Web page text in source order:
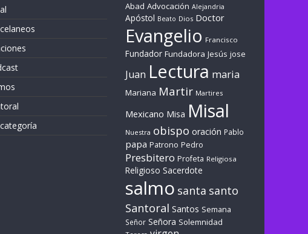
Abad Advocación Alejandria
Apóstol Beato Dios Doctor
Evangelio Francisco
Fundador Fundadora Jesús jose
Juan Lectura maria
Mariana Martir Martires
Mexicano Misa Misal
Nuestra obispo oración Pablo
papa Patrono Pedro
Presbitero Profeta Religiosa
Religioso Sacerdote
salmo santa santo
Santoral Santos Semana
Señor Señora Solemnidad